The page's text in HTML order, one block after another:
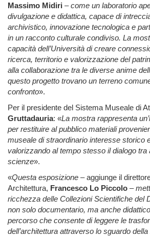
Massimo Midiri –come un laboratorio
divulgazione e didattica, capace di
archivistico, innovazione tecnologica e
in un racconto culturale condiviso. La
capacità dell’Università di creare
ricerca, territorio e valorizzazione del
alla collaborazione tra le diverse anime
questo progetto trovano un terreno
confronto».
Per il presidente del Sistema Museale di
Gruttadauria: «La mostra rappresenta
per restituire al pubblico materiali
museale di straordinario interesse storico
valorizzando al tempo stesso il dialogo tra
scienze».
«Questa esposizione – aggiunge il
Architettura, Francesco Lo Piccolo –
ricchezza delle Collezioni Scientifiche del
non solo documentario, ma anche
percorso che consente di leggere le
dell’architettura attraverso lo sguardo